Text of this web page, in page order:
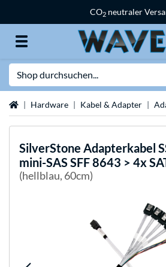
CO2 neutraler
StartseiteHardware Kabel & Adapter
SilverStone Adapterkabel
mini-SAS SFF 8643 > 4x
(hellblau, 60cm)